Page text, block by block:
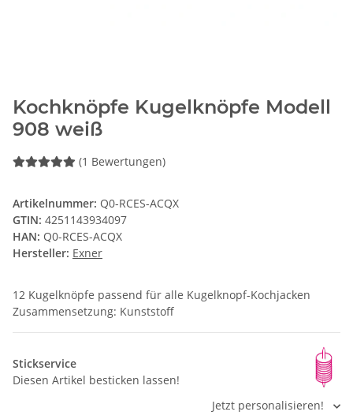
Kochknöpfe Kugelknöpfe Modell
908 weiß
(1 Bewertungen)
Artikelnummer: Q0-RCES-ACQX
GTIN: 4251143934097
HAN: Q0-RCES-ACQX
Hersteller: Exner
12 Kugelknöpfe passend für alle Kugelknopf-Kochjacken
Zusammensetzung: Kunststoff
Stickservice
Diesen Artikel besticken lassen!
Jetzt personalisieren!